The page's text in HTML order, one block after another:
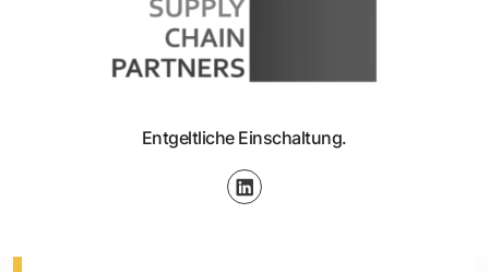
Entgeltliche Einschaltung.